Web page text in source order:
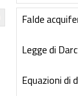
Falde
Legge di
Equazioni di